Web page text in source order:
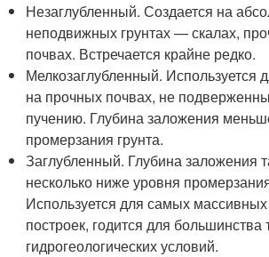
Незаглубленный. Создается на
неподвижных грунтах — скалах,
почвах. Встречается крайне редко.
Мелкозаглубленный. Используется
на прочных почвах, не
пучению. Глубина заложения
промерзания грунта.
Заглубленный. Глубина заложения
несколько ниже уровня
Используется для самых
построек, годится для большинства
гидрогеологических условий.